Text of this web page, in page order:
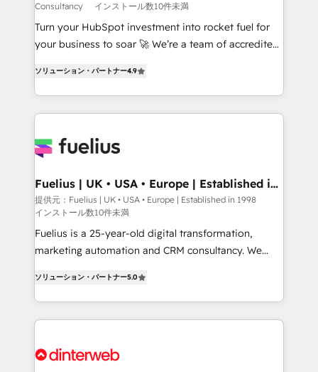
CMS • ISO/IEC 27001:2022, ISO 9001:2015, and ISO
42001:2023 certified - the AI management standard •
GuardHub: our AI governance framework, built on
'𝗖𝗼𝗻𝘁𝗮𝗰𝘁 𝗯𝘂𝘀𝗶𝗻𝗲𝘀𝘀' button to get in touch (𝘸𝘦'𝘳𝘦
𝘴𝘶𝘱𝘦𝘳 𝘳𝘦𝘴𝘱𝘰𝘯𝘴𝘪𝘷𝘦)
Consultancy
インストール数10件未満
Turn your HubSpot investment into rocket fuel for
your business to soar 🚀 We’re a team of accredited
implement the platform into complex business
environments, optimise what you've got and make
sure you can actually use it, build your website in
for you and execute it on HubSpot. We are on the
framework, meaning we've been accredited by
HubSpot and vetted by the CCS, which means we
can support public sector companies as well the
other ones listed in our profile. Our services: -
HubSpot implementation - HubSpot CMS website
is there for you to: - Grow revenue, and run your
business more efficiently - Build stronger
relationships with customers - Make better
more people - Get the most out of your HubSpot
ソリューション・パートナー4.9
Fuelius | UK • USA • Europe | Established in
1998
提供元：Fuelius | UK • USA • Europe | Established in 1998
インストール数10件未満
Fuelius is a 25-year-old digital transformation,
marketing automation and CRM consultancy. We
maximise their return from digital and fuel their
growth. We modernise platforms, streamline
operations that are causing inefficiencies, improve
supercharge revenue operations Key services: • CRM
ソリューション・パートナー5.0